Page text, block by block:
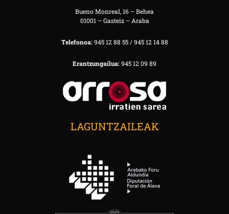
Bueno Monreal, 16 – Behea
01001 – Gasteiz – Araba
Telefonoa:945 12 88 55 / 945 12 14 88
Erantzungailua:945 12 09 89
LAGUNTZAILEAK